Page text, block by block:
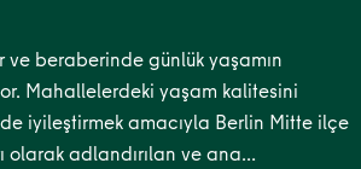
beraberinde günlük yaşamın
Mahallelerdeki yaşam kalitesini
iyileştirmek amacıyla Berlin Mitte ilçe
olarak adlandırılan ve ana…